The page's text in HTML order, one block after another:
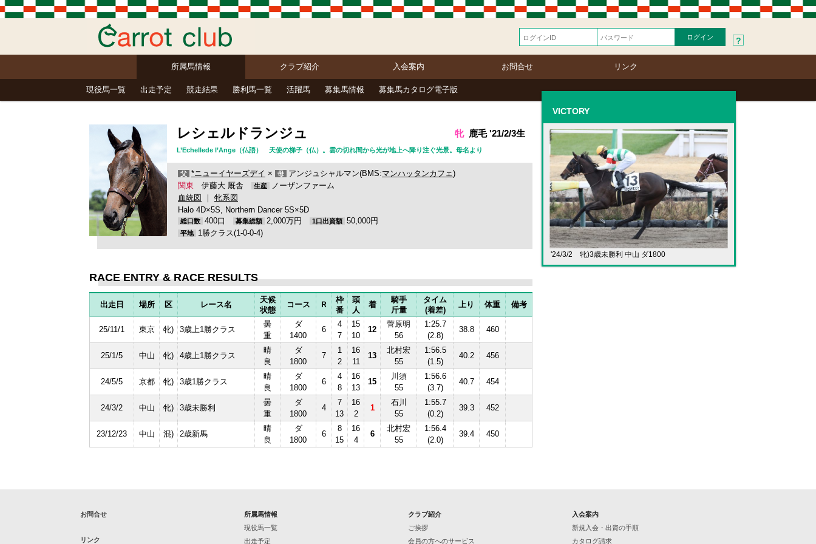
?
所属馬情報 クラブ紹介 入会案内 お問合せ リンク
現役馬一覧 出走予定 競走結果 勝利馬一覧 活躍馬 募集馬情報 募集馬カタログ電子版
レシェルドランジュ 牝鹿毛 '21/2/3生
L’Echellede l’Ange（仏語） 天使の梯子（仏）。雲の切れ間から光が地上へ降り注ぐ光景。母名より
父 *ニューイヤーズデイ × 母 アンジュシャルマン(BMS:マンハッタンカフェ)
関東 伊藤大 厩舎 生産
ノーザンファーム
血統図
｜ 牝系図
Halo 4D×5S, Northern Dancer 5S×5D
総口数 400口 募集総額 2,000万円 1口出資額 50,000円
平地 1勝クラス(1-0-0-4)
RACE ENTRY & RACE RESULTS
出走日 場所 区 レース名
天候
状態
コース Ｒ
枠
番
頭
人
着
騎手
斤量
タイム
(着差)
上り 体重 備考
25/11/1 東京 牝) 3歳上1勝クラス
曇
重
ダ
1400
6
4
7
15
10
12
菅原明
56
1:25.7
(2.8)
38.8 460
25/1/5 中山 牝) 4歳上1勝クラス
晴
良
ダ
1800
7
1
2
16
11
13
北村宏
55
1:56.5
(1.5)
40.2 456
24/5/5 京都 牝) 3歳1勝クラス
晴
良
ダ
1800
6
4
8
16
13
15
川須
55
1:56.6
(3.7)
40.7 454
24/3/2 中山 牝) 3歳未勝利
曇
重
ダ
1800
4
7
13
16
2
1
石川
55
1:55.7
(0.2)
39.3 452
23/12/23 中山 混) 2歳新馬
晴
良
ダ
1800
6
8
15
16
4
6
北村宏
55
1:56.4
(2.0)
39.4 450
VICTORY
'24/3/2 牝)3歳未勝利 中山 ダ1800
お問合せ
リンク
所属馬情報
現役馬一覧
出走予定
クラブ紹介
ご挨拶
会員の方へのサービス
入会案内
新規入会・出資の手順
カタログ請求